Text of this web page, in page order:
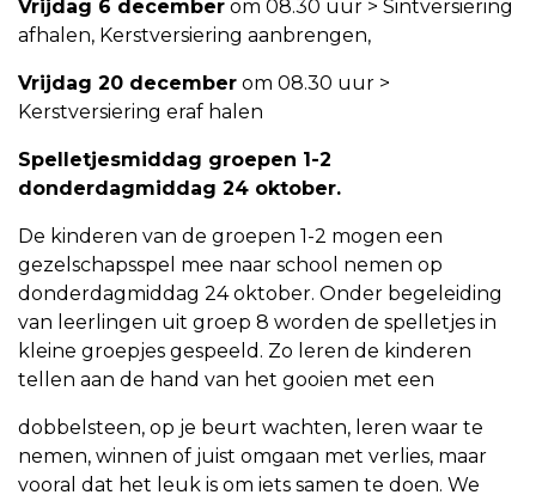
Vrijdag 6 december om 08.30 uur > Sintversiering
afhalen, Kerstversiering aanbrengen,
Vrijdag 20 december om 08.30 uur >
Kerstversiering eraf halen
Spelletjesmiddag groepen 1-2
donderdagmiddag 24 oktober.
De kinderen van de groepen 1-2 mogen een
gezelschapsspel mee naar school nemen op
donderdagmiddag 24 oktober. Onder begeleiding
van leerlingen uit groep 8 worden de spelletjes in
kleine groepjes gespeeld. Zo leren de kinderen
tellen aan de hand van het gooien met een
dobbelsteen, op je beurt wachten, leren waar te
nemen, winnen of juist omgaan met verlies, maar
vooral dat het leuk is om iets samen te doen. We